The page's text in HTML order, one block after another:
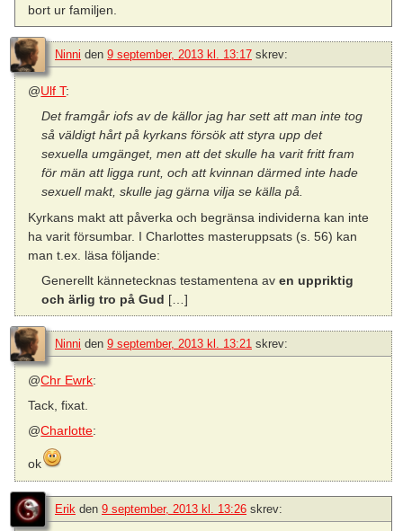
bort ur familjen.
Ninni den 9 september, 2013 kl. 13:17 skrev:
@Ulf T:
Det framgår iofs av de källor jag har sett att man inte tog
så väldigt hårt på kyrkans försök att styra upp det
sexuella umgänget, men att det skulle ha varit fritt fram
för män att ligga runt, och att kvinnan därmed inte hade
sexuell makt, skulle jag gärna vilja se källa på.
Kyrkans makt att påverka och begränsa individerna kan inte
ha varit försumbar. I Charlottes masteruppsats (s. 56) kan
man t.ex. läsa följande:
Generellt kännetecknas testamentena av en uppriktig
och ärlig tro på Gud […]
Ninni den 9 september, 2013 kl. 13:21 skrev:
@Chr Ewrk:
Tack, fixat.
@Charlotte:
ok
Erik den 9 september, 2013 kl. 13:26 skrev: